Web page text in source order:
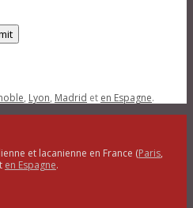
, Lyon, Madrid et en Espagne.
et lacanienne en France (Paris,
en Espagne.